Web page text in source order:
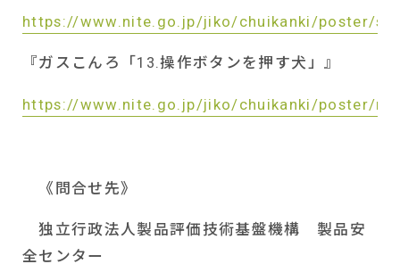
https://www.nite.go.jp/jiko/chuikanki/poster/
『ガスこんろ「13.操作ボタンを押す犬」』
https://www.nite.go.jp/jiko/chuikanki/poster/
《問合せ先》
独立行政法人製品評価技術基盤機構 製品安
全センター